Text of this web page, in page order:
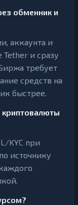
обменник и
аккаунта и
и сразу
требует
средств на
быстрее.
KYC при
источнику